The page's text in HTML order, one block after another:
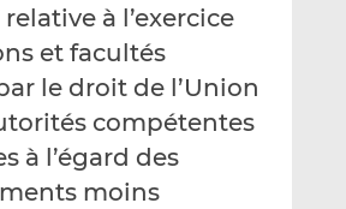
nk
relative à l’exercice
et facultés
le droit de l’Union
compétentes
à l’égard des
moins